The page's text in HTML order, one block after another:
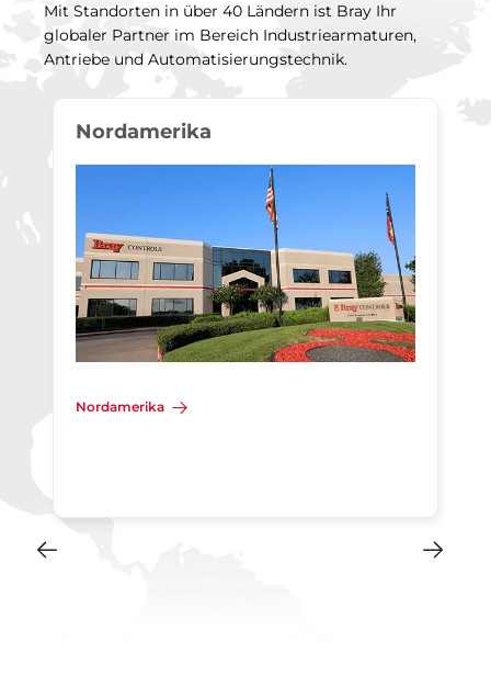
Mit Standorten in über 40 Ländern ist Bray Ihr
globaler Partner im Bereich Industriearmaturen,
Antriebe und Automatisierungstechnik.
Nordamerika
Nordamerika